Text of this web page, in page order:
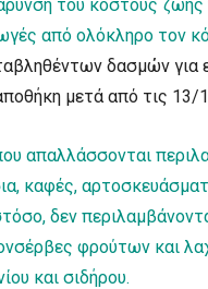
του κόστους
από ολόκληρο τον
δασμών για
μετά από τις 13/
απαλλάσσονται
καφές,
δεν
φρούτων και
και σιδήρου.